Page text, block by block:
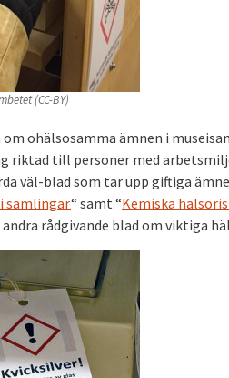
(CC-BY)
ohälsosamma ämnen i
riktad till personer med
väl-blad som tar upp giftiga
samlingar“ samt “Kemiska
rådgivande blad om viktiga